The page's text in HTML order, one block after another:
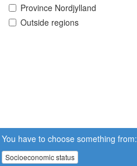
Province Nordjylland
Outside regions
You have to choose something from:
Socioeconomic status